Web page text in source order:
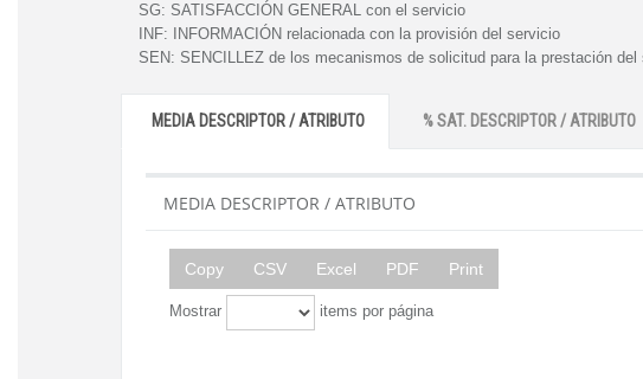
SG: SATISFACCIÓN GENERAL con el servicio
INF:
INFORMACIÓN relacionada con la provisión del servicio
SEN: SENCILLEZ de los mecanismos de solicitud para la prestación del
MEDIA DESCRIPTOR / ATRIBUTO % SAT. DESCRIPTOR / ATRIBUTO
MEDIA DESCRIPTOR / ATRIBUTO
Copy CSV Excel PDF Print
Mostrar items por página